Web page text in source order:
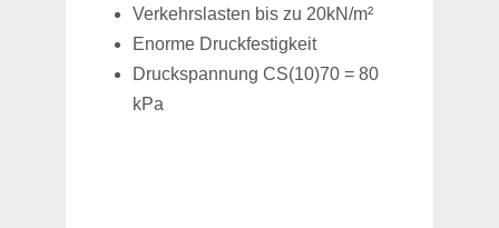
Verkehrslasten bis zu 20kN/m²
Enorme Druckfestigkeit
Druckspannung CS(10)70 = 80
kPa